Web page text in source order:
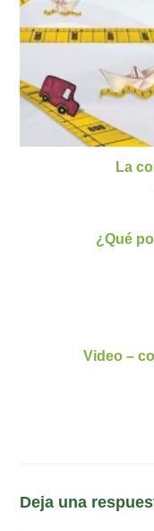
La
¿Qué
Video –
Deja una